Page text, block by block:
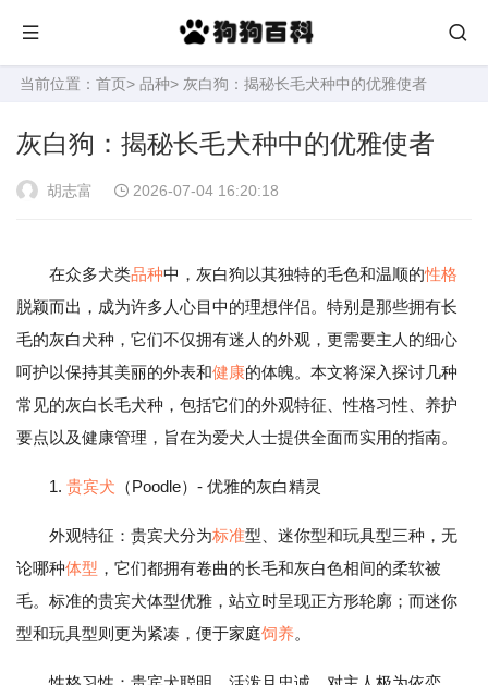
当前位置： 首页> 品种> 灰白狗：揭秘长毛犬种中的优雅使者
灰白狗：揭秘长毛犬种中的优雅使者
胡志富 2026-07-04 16:20:18
在众多犬类品种中，灰白狗以其独特的毛色和温顺的性格
脱颖而出，成为许多人心目中的理想伴侣。特别是那些拥有长
毛的灰白犬种，它们不仅拥有迷人的外观，更需要主人的细心
呵护以保持其美丽的外表和健康的体魄。本文将深入探讨几种
常见的灰白长毛犬种，包括它们的外观特征、性格习性、养护
要点以及健康管理，旨在为爱犬人士提供全面而实用的指南。
1. 贵宾犬 （Poodle）- 优雅的灰白精灵
外观特征：贵宾犬分为标准型、迷你型和玩具型三种，无
论哪种体型 ，它们都拥有卷曲的长毛和灰白色相间的柔软被
毛。标准的贵宾犬体型优雅，站立时呈现正方形轮廓；而迷你
型和玩具型则更为紧凑，便于家庭饲养。